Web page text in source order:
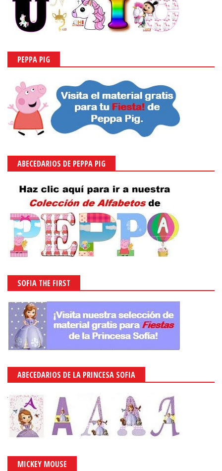
PEPPA PIG
ABECEDARIOS DE PEPPA PIG
SOFIA THE FIRST
ABECEDARIOS DE LA PRINCESA SOFIA
MICKEY MOUSE